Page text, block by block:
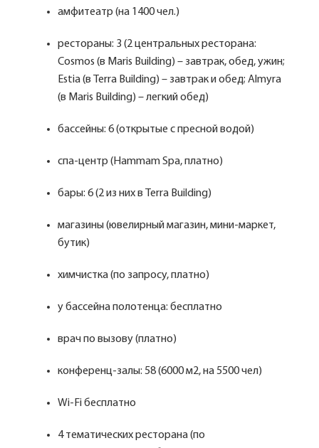
амфитеатр (на 1400 чел.)
рестораны: 3 (2 центральных ресторана:
Cosmos (в Maris Building) – завтрак, обед, ужин;
Estia (в Terra Building) – завтрак и обед; Almyra
(в Maris Building) – легкий обед)
бассейны: 6 (открытые с пресной водой)
спа-центр (Hammam Spa, платно)
бары: 6 (2 из них в Terra Building)
магазины (ювелирный магазин, мини-маркет,
бутик)
химчистка (по запросу, платно)
у бассейна полотенца: бесплатно
врач по вызову (платно)
конференц-залы: 58 (6000 м2, на 5500 чел)
Wi-Fi бесплатно
4 тематических ресторана (по